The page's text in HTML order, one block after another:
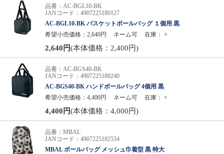
品番：AC-BGL10-BK
JANコード：4907225180127
AC-BGL10-BK バスケットボールバッグ １個用 黒
希望小売価格：2,640円
ネーム可 在庫： ×
2,640円(本体価格：2,400円)
品番：AC-BGS40-BK
JANコード：4907225180240
AC-BGS40-BK ハンドボールバッグ 4個用 黒
希望小売価格：4,400円
ネーム可 在庫： ×
4,400円(本体価格：4,000円)
品番：MBAL
JANコード：4907225182534
MBAL ボールバッグ メッシュ巾着型 黒 特大